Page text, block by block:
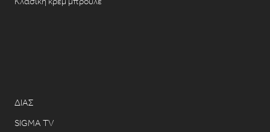
ΔΙΑΣ
SIGMA TV